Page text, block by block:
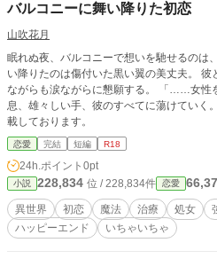
バルコニーに舞い降りた初恋
山吹花月
眠れぬ夜、バルコニーで想いを馳せるのは
い降りたのは傷付いた黒い翼の美丈夫。
ながらも涙ながらに懇願する。 「……女性
息、雄々しい手、彼のすべてに蕩けてい
載しております。
恋愛 完結 短編 R18
24h.ポイント 0pt
小説 228,834 位 / 228,834件 恋愛
異世界 初恋 魔法 治療 処女
ハッピーエンド
いちゃいちゃ